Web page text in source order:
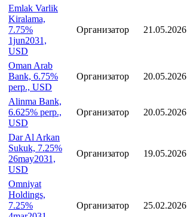
Emlak Varlik
Kiralama,
7.75%
1jun2031,
USD
Организатор 21.05.2026
Oman Arab
Bank, 6.75%
perp., USD
Организатор 20.05.2026
Alinma Bank,
6.625% perp.,
USD
Организатор 20.05.2026
Dar Al Arkan
Sukuk, 7.25%
26may2031,
USD
Организатор 19.05.2026
Omniyat
Holdings,
7.25%
Организатор 25.02.2026